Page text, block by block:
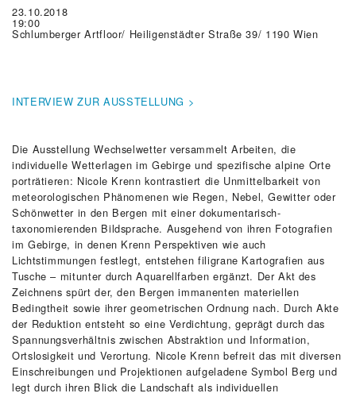
23.10.2018
19:00
Schlumberger Artfloor/ Heiligenstädter Straße 39/ 1190 Wien
INTERVIEW ZUR AUSSTELLUNG >
Die Ausstellung Wechselwetter versammelt Arbeiten, die
individuelle Wetterlagen im Gebirge und spezifische alpine Orte
porträtieren: Nicole Krenn kontrastiert die Unmittelbarkeit von
meteorologischen Phänomenen wie Regen, Nebel, Gewitter oder
Schönwetter in den Bergen mit einer dokumentarisch-
taxonomierenden Bildsprache. Ausgehend von ihren Fotografien
im Gebirge, in denen Krenn Perspektiven wie auch
Lichtstimmungen festlegt, entstehen filigrane Kartografien aus
Tusche – mitunter durch Aquarellfarben ergänzt. Der Akt des
Zeichnens spürt der, den Bergen immanenten materiellen
Bedingtheit sowie ihrer geometrischen Ordnung nach. Durch Akte
der Reduktion entsteht so eine Verdichtung, geprägt durch das
Spannungsverhältnis zwischen Abstraktion und Information,
Ortslosigkeit und Verortung. Nicole Krenn befreit das mit diversen
Einschreibungen und Projektionen aufgeladene Symbol Berg und
legt durch ihren Blick die Landschaft als individuellen